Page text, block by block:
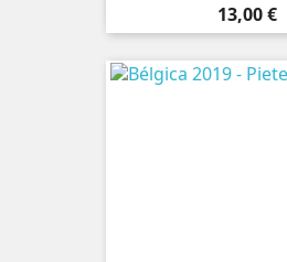
Preço
13,00 €